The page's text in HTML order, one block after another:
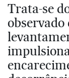
Trata-se
observado